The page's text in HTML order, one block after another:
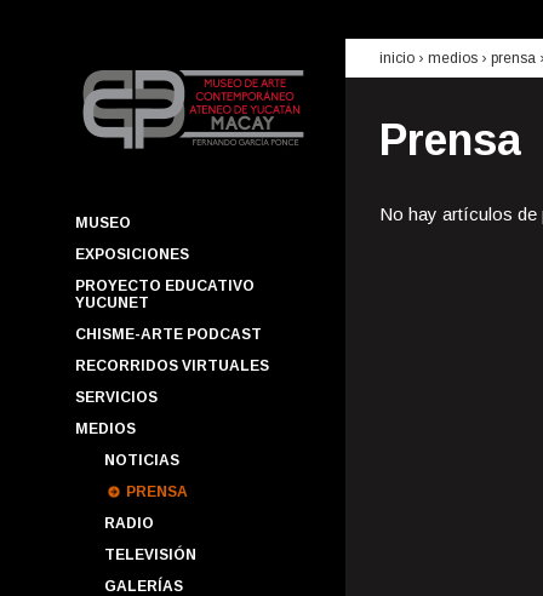
MUSEO
EXPOSICIONES
PROYECTO EDUCATIVO
YUCUNET
CHISME-ARTE PODCAST
RECORRIDOS VIRTUALES
SERVICIOS
MEDIOS
NOTICIAS
PRENSA
RADIO
TELEVISIÓN
GALERÍAS
inicio › medios › prensa
Prensa
No hay artículos de